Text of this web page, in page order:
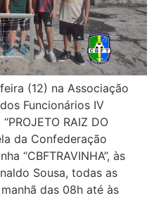
(12) na Associação
Funcionários IV
RAIZ DO
da Confederação
“CBFTRAVINHA”, às
Sousa, todas as
das 08h até às